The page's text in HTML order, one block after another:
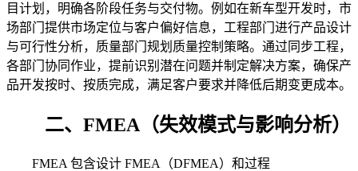
目计划，明确各阶段任务与交付物。例如在新车型开发时，市
场部门提供市场定位与客户偏好信息，工程部门进行产品设计
与可行性分析，质量部门规划质量控制策略。通过同步工程，
各部门协同作业，提前识别潜在问题并制定解决方案，确保产
品开发按时、按质完成，满足客户要求并降低后期变更成本。
二、FMEA（失效模式与影响分析）
FMEA 包含设计 FMEA（DFMEA）和过程